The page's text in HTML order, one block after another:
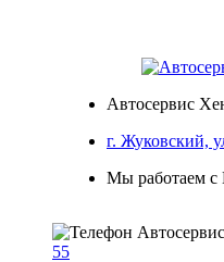
Автосервис
г. Жуковский,
Мы работаем с
55